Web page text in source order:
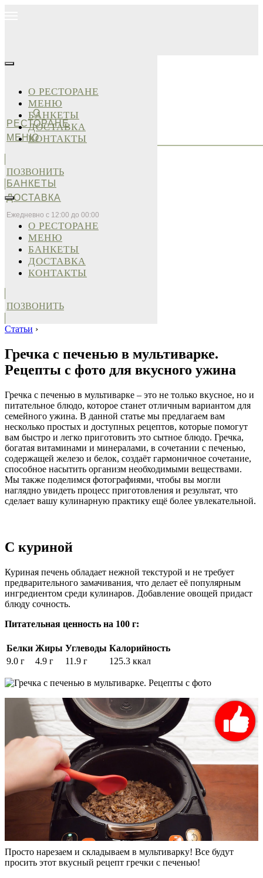
О
РЕСТОРАНЕ
МЕНЮ
БАНКЕТЫ
ДОСТАВКА
Ежедневно с 12:00 до 00:00
О РЕСТОРАНЕ
МЕНЮ
БАНКЕТЫ
ДОСТАВКА
КОНТАКТЫ
ПОЗВОНИТЬ
О РЕСТОРАНЕ
МЕНЮ
БАНКЕТЫ
ДОСТАВКА
КОНТАКТЫ
ПОЗВОНИТЬ
Статьи ›
Гречка с печенью в мультиварке.
Рецепты с фото для вкусного ужина
Гречка с печенью в мультиварке – это не только вкусное, но и
питательное блюдо, которое станет отличным вариантом для
семейного ужина. В данной статье мы предлагаем вам
несколько простых и доступных рецептов, которые помогут
вам быстро и легко приготовить это сытное блюдо. Гречка,
богатая витаминами и минералами, в сочетании с печенью,
содержащей железо и белок, создаёт гармоничное сочетание,
способное насытить организм необходимыми веществами.
Мы также поделимся фотографиями, чтобы вы могли
наглядно увидеть процесс приготовления и результат, что
сделает вашу кулинарную практику ещё более увлекательной.
С куриной
Куриная печень обладает нежной текстурой и не требует
предварительного замачивания, что делает её популярным
ингредиентом среди кулинаров. Добавление овощей придаст
блюду сочность.
Питательная ценность на 100 г:
Белки Жиры Углеводы Калорийность
9.0 г
4.9 г 11.9 г 125.3 ккал
Просто нарезаем и складываем в мультиварку! Все будут
просить этот вкусный рецепт гречки с печенью!